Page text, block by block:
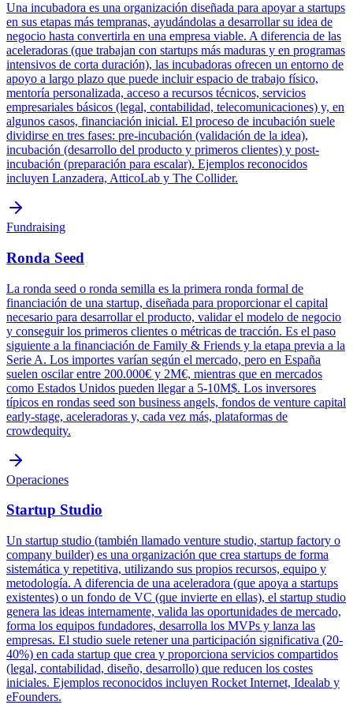
Una incubadora es una organización diseñada para apoyar a startups
en sus etapas más tempranas, ayudándolas a desarrollar su idea de
negocio hasta convertirla en una empresa viable. A diferencia de las
aceleradoras (que trabajan con startups más maduras y en programas
intensivos de corta duración), las incubadoras ofrecen un entorno de
apoyo a largo plazo que puede incluir espacio de trabajo físico,
mentoría personalizada, acceso a recursos técnicos, servicios
empresariales básicos (legal, contabilidad, telecomunicaciones) y, en
algunos casos, financiación inicial. El proceso de incubación suele
dividirse en tres fases: pre-incubación (validación de la idea),
incubación (desarrollo del producto y primeros clientes) y post-
incubación (preparación para escalar). Ejemplos reconocidos
incluyen Lanzadera, AtticoLab y The Collider.
Fundraising
Ronda Seed
La ronda seed o ronda semilla es la primera ronda formal de
financiación de una startup, diseñada para proporcionar el capital
necesario para desarrollar el producto, validar el modelo de negocio
y conseguir los primeros clientes o métricas de tracción. Es el paso
siguiente a la financiación de Family & Friends y la etapa previa a la
Serie A. Los importes varían según el mercado, pero en España
suelen oscilar entre 200.000€ y 2M€, mientras que en mercados
como Estados Unidos pueden llegar a 5-10M$. Los inversores
típicos en rondas seed son business angels, fondos de venture capital
early-stage, aceleradoras y, cada vez más, plataformas de
crowdequity.
Operaciones
Startup Studio
Un startup studio (también llamado venture studio, startup factory o
company builder) es una organización que crea startups de forma
sistemática y repetitiva, utilizando sus propios recursos, equipo y
metodología. A diferencia de una aceleradora (que apoya a startups
existentes) o un fondo de VC (que invierte en ellas), el startup studio
genera las ideas internamente, valida las oportunidades de mercado,
forma los equipos fundadores, desarrolla los MVPs y lanza las
empresas. El studio suele retener una participación significativa (20-
40%) en cada startup que crea y proporciona servicios compartidos
(legal, contabilidad, diseño, desarrollo) que reducen los costes
iniciales. Ejemplos reconocidos incluyen Rocket Internet, Idealab y
eFounders.